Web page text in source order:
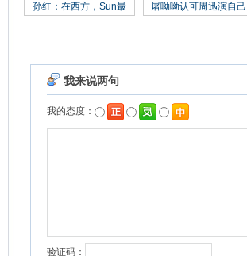
孙红：在西方，Sun最 屠呦呦认可周迅演自己